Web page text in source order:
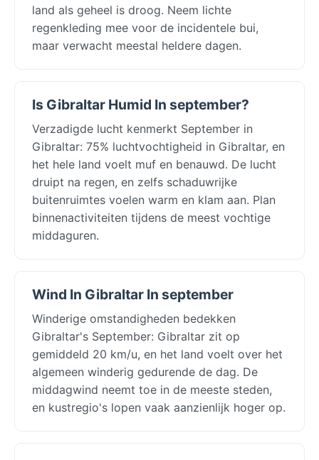
land als geheel is droog. Neem lichte
regenkleding mee voor de incidentele bui,
maar verwacht meestal heldere dagen.
Is Gibraltar Humid In september?
Verzadigde lucht kenmerkt September in
Gibraltar: 75% luchtvochtigheid in Gibraltar, en
het hele land voelt muf en benauwd. De lucht
druipt na regen, en zelfs schaduwrijke
buitenruimtes voelen warm en klam aan. Plan
binnenactiviteiten tijdens de meest vochtige
middaguren.
Wind In Gibraltar In september
Winderige omstandigheden bedekken
Gibraltar's September: Gibraltar zit op
gemiddeld 20 km/u, en het land voelt over het
algemeen winderig gedurende de dag. De
middagwind neemt toe in de meeste steden,
en kustregio's lopen vaak aanzienlijk hoger op.